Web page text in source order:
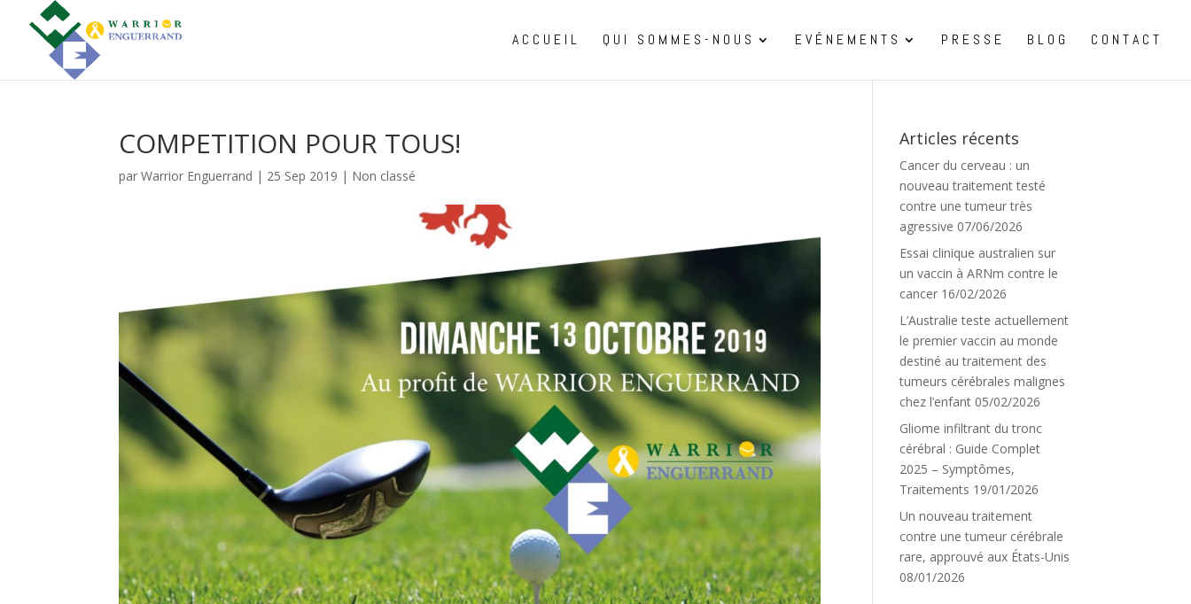
ACCUEIL QUI SOMMES-NOUS EVÉNEMENTS PRESSE BLOG CONTACT
COMPETITION POUR TOUS!
parWarrior Enguerrand | 25 Sep 2019 | Non classé
Articles récents
Cancer du cerveau : un
nouveau traitement testé
contre une tumeur très
agressive 07/06/2026
Essai clinique australien sur
un vaccin à ARNm contre le
cancer 16/02/2026
L’Australie teste actuellement
le premier vaccin au monde
destiné au traitement des
tumeurs cérébrales malignes
chez l’enfant 05/02/2026
Gliome infiltrant du tronc
cérébral : Guide Complet
2025 – Symptômes,
Traitements 19/01/2026
Un nouveau traitement
contre une tumeur cérébrale
rare, approuvé aux États-Unis
08/01/2026